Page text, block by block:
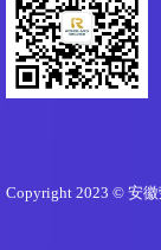
Copyright 2023 © 安